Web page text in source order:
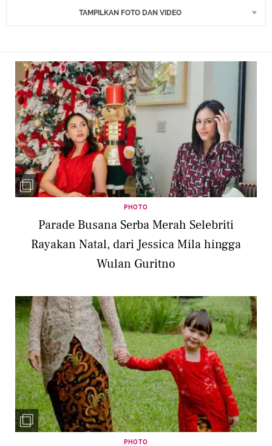
TAMPILKAN FOTO DAN VIDEO
PHOTO
Parade Busana Serba Merah Selebriti
Rayakan Natal, dari Jessica Mila hingga
Wulan Guritno
PHOTO